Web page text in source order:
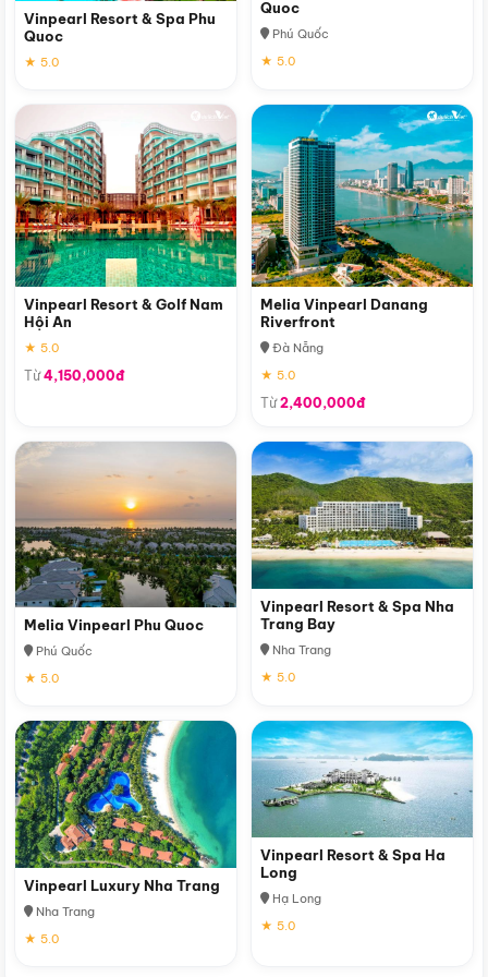
Vinpearl Resort & Spa Phu
Quoc
★ 5.0
Quoc
Phú Quốc
★ 5.0
Vinpearl Resort & Golf Nam
Hội An
★ 5.0
Từ4,150,000đ
Melia Vinpearl Danang
Riverfront
Đà Nẵng
★ 5.0
Từ2,400,000đ
Melia Vinpearl Phu Quoc
Phú Quốc
★ 5.0
Vinpearl Resort & Spa Nha
Trang Bay
Nha Trang
★ 5.0
Vinpearl Luxury Nha Trang
Nha Trang
★ 5.0
Vinpearl Resort & Spa Ha
Long
Hạ Long
★ 5.0